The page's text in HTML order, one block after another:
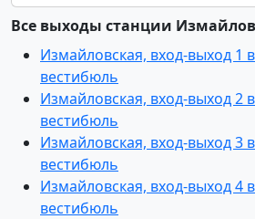
Все выходы станции
Измайловская, вход-выход 1
вестибюль
Измайловская, вход-выход 2
вестибюль
Измайловская, вход-выход 3
вестибюль
Измайловская, вход-выход 4
вестибюль